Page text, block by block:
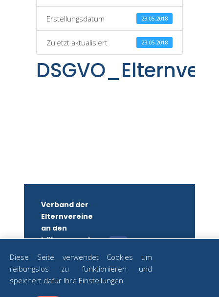
Erstellungsdatum 23.05.2018
Zuletzt aktualisiert 23.05.2018
Verband der
Elternvereine
an den
höheren und
Diese Seite verwendet Cookies um
reibungslos zu funktionieren und
speichert dafür Ihre Einstellungen.